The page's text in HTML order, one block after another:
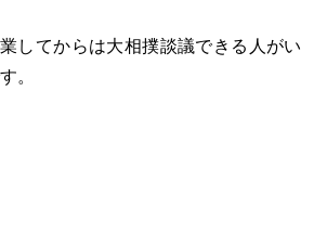
してからは大相撲談議できる人がい
。